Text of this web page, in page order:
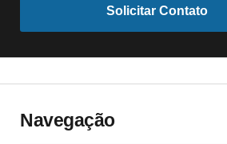
Solicitar Contato
Navegação